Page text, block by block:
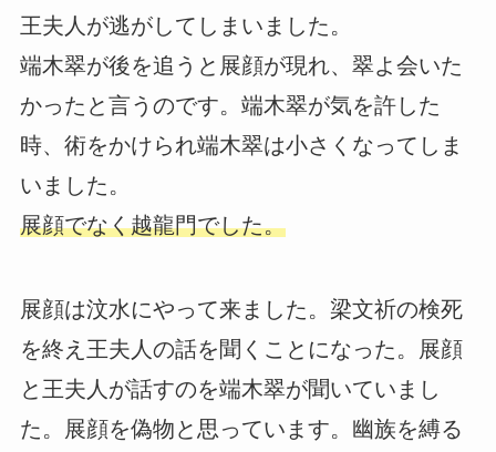
王夫人が逃がしてしまいました。
端木翠が後を追うと展顔が現れ、翠よ会いた
かったと言うのです。端木翠が気を許した
時、術をかけられ端木翠は小さくなってしま
いました。
展顔でなく越龍門でした。
展顔は汶水にやって来ました。梁文祈の検死
を終え王夫人の話を聞くことになった。展顔
と王夫人が話すのを端木翠が聞いていまし
た。展顔を偽物と思っています。幽族を縛る